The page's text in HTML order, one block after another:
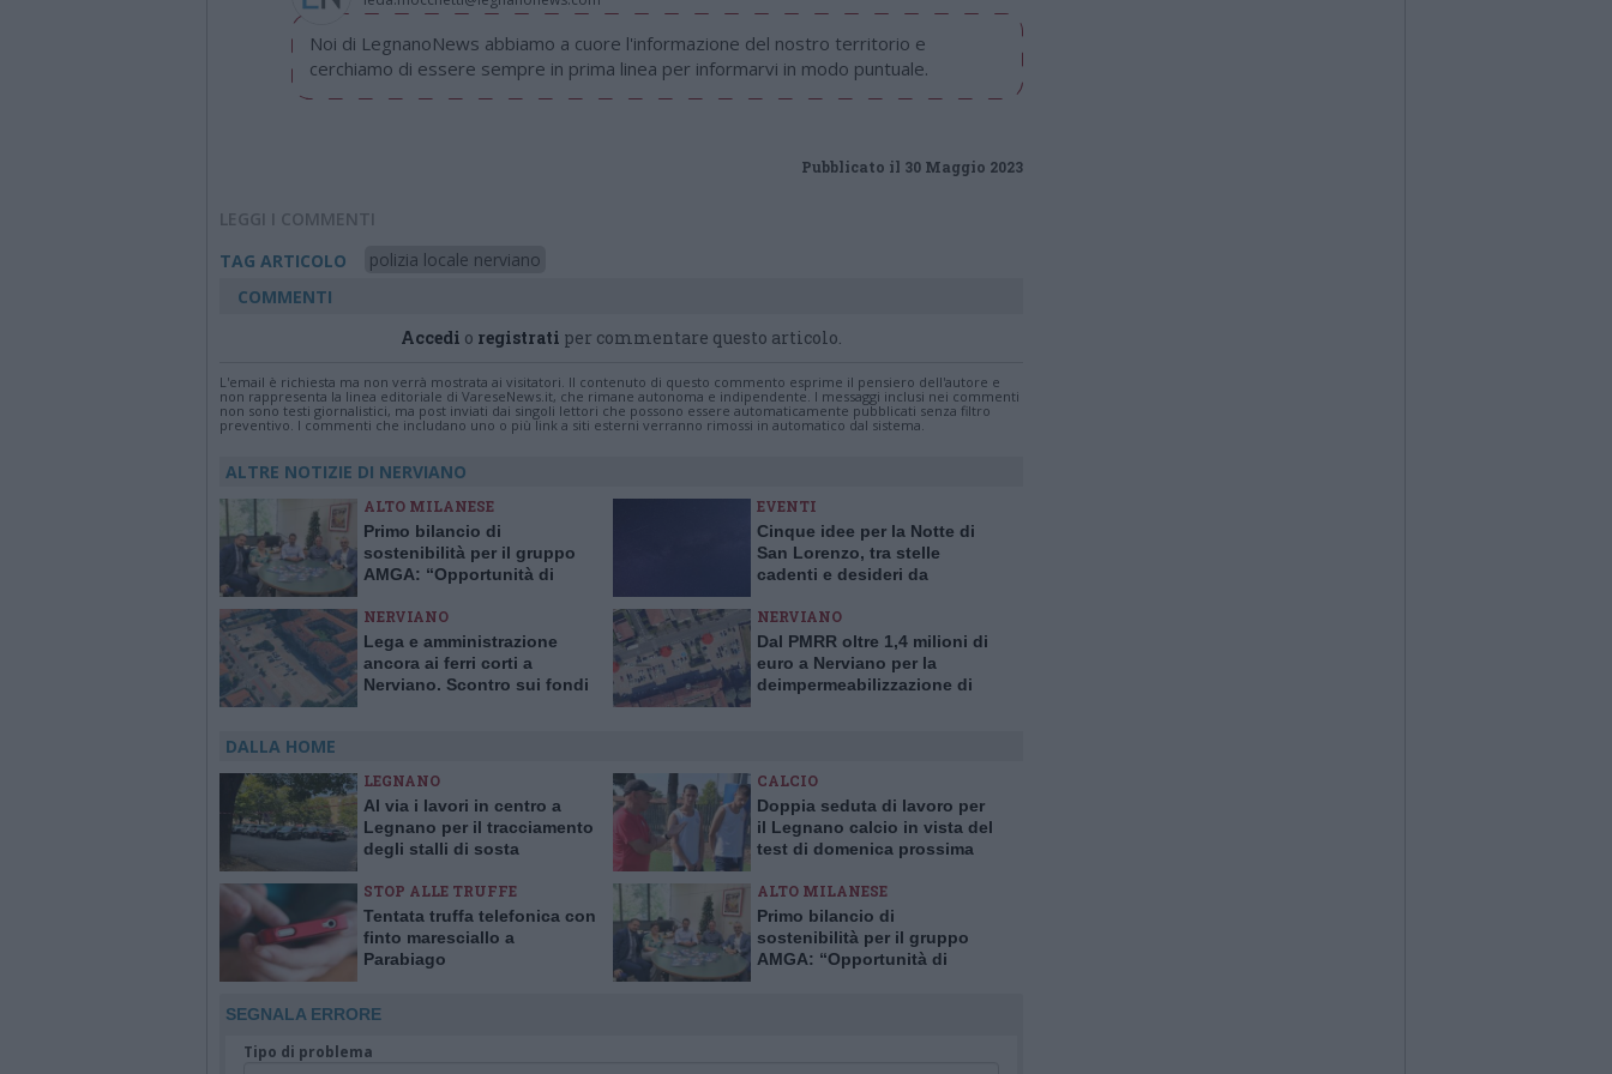
Noi di LegnanoNews abbiamo a cuore l'informazione del nostro territorio e
cerchiamo di essere sempre in prima linea per informarvi in modo puntuale.
Pubblicato il 30 Maggio 2023
LEGGI I COMMENTI
TAG ARTICOLO
polizia locale nerviano
COMMENTI
Accedi o registrati per commentare questo articolo.
L'email è richiesta ma non verrà mostrata ai visitatori. Il contenuto di questo commento esprime il pensiero dell'autore e
non rappresenta la linea editoriale di VareseNews.it, che rimane autonoma e indipendente. I messaggi inclusi nei commenti
non sono testi giornalistici, ma post inviati dai singoli lettori che possono essere automaticamente pubblicati senza filtro
preventivo. I commenti che includano uno o più link a siti esterni verranno rimossi in automatico dal sistema.
ALTRE NOTIZIE DI NERVIANO
ALTO MILANESE
Primo bilancio di
sostenibilità per il gruppo
AMGA: “Opportunità di
EVENTI
Cinque idee per la Notte di
San Lorenzo, tra stelle
cadenti e desideri da
NERVIANO
Lega e amministrazione
ancora ai ferri corti a
Nerviano. Scontro sui fondi
NERVIANO
Dal PMRR oltre 1,4 milioni di
euro a Nerviano per la
deimpermeabilizzazione di
DALLA HOME
LEGNANO
Al via i lavori in centro a
Legnano per il tracciamento
degli stalli di sosta
CALCIO
Doppia seduta di lavoro per
il Legnano calcio in vista del
test di domenica prossima
STOP ALLE TRUFFE
Tentata truffa telefonica con
finto maresciallo a
Parabiago
ALTO MILANESE
Primo bilancio di
sostenibilità per il gruppo
AMGA: “Opportunità di
SEGNALA ERRORE
Tipo di problema